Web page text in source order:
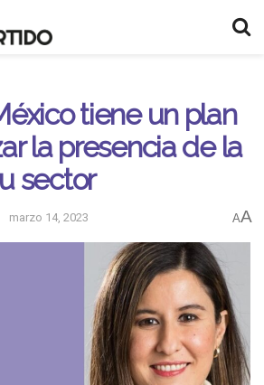
tiene un plan
la presencia de la
sector
marzo 14, 2023 AA